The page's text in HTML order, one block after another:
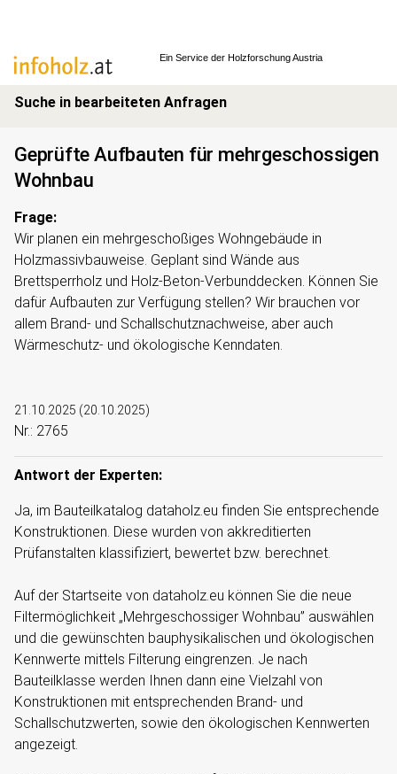
Ein Service der Holzforschung Austria
Suche in bearbeiteten Anfragen
Geprüfte Aufbauten für mehrgeschossigen
Wohnbau
Frage:
Wir planen ein mehrgeschoßiges Wohngebäude in
Holzmassivbauweise. Geplant sind Wände aus
Brettsperrholz und Holz-Beton-Verbunddecken. Können Sie
dafür Aufbauten zur Verfügung stellen? Wir brauchen vor
allem Brand- und Schallschutznachweise, aber auch
Wärmeschutz- und ökologische Kenndaten.
21.10.2025 (20.10.2025)
Nr.: 2765
Antwort der Experten:
Ja, im Bauteilkatalog dataholz.eu finden Sie entsprechende
Konstruktionen. Diese wurden von akkreditierten
Prüfanstalten klassifiziert, bewertet bzw. berechnet.
Auf der Startseite von dataholz.eu können Sie die neue
Filtermöglichkeit „Mehrgeschossiger Wohnbau” auswählen
und die gewünschten bauphysikalischen und ökologischen
Kennwerte mittels Filterung eingrenzen. Je nach
Bauteilklasse werden Ihnen dann eine Vielzahl von
Konstruktionen mit entsprechenden Brand- und
Schallschutzwerten, sowie den ökologischen Kennwerten
angezeigt.